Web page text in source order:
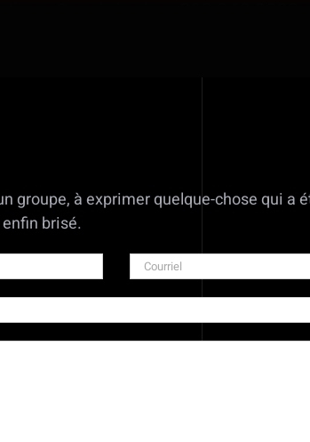
groupe, à exprimer quelque-chose qui
brisé.